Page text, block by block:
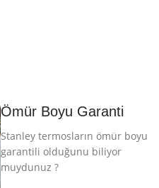
Ömür Boyu Garanti
Stanley termosların ömür boyu
garantili olduğunu biliyor
muydunuz ?